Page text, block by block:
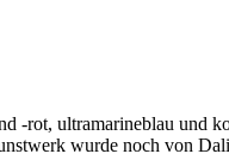
-rot, ultramarineblau und
wurde noch von